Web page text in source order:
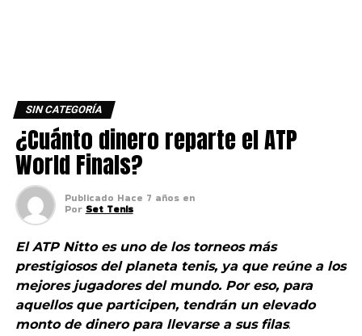
SIN CATEGORÍA
¿Cuánto dinero reparte el ATP
World Finals?
Publicado Hace 7 años en
Por Set Tenis
El ATP Nitto es uno de los torneos más
prestigiosos del planeta tenis, ya que reúne a los
mejores jugadores del mundo. Por eso, para
aquellos que participen, tendrán un elevado
monto de dinero para llevarse a sus filas.